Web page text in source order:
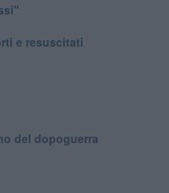
e resuscitati
del dopoguerra